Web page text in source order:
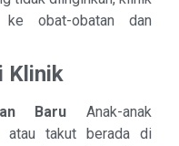
obat-obatan dan
Klinik
Baru Anak-anak
atau takut berada di